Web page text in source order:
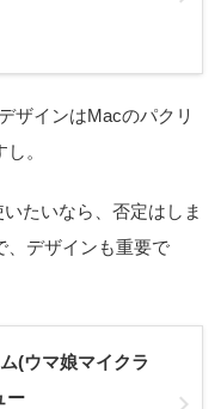
ザインはMacのパクリ
。
たいなら、否定はしま
、デザインも重要で
(ウマ娘マイクラ
ー